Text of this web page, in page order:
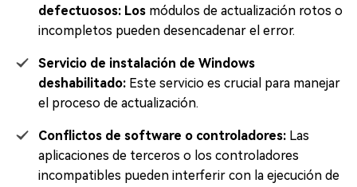
defectuosos: Los módulos de actualización rotos o
incompletos pueden desencadenar el error.
Servicio de instalación de Windows
deshabilitado: Este servicio es crucial para manejar
el proceso de actualización.
Conflictos de software o controladores: Las
aplicaciones de terceros o los controladores
incompatibles pueden interferir con la ejecución de